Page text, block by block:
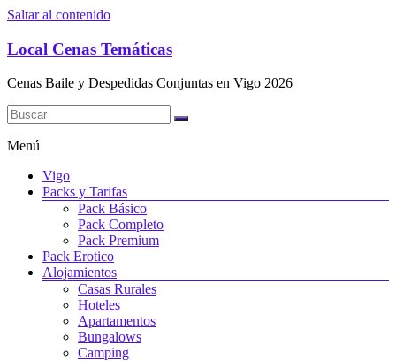
Saltar al contenido
Local Cenas Temáticas
Cenas Baile y Despedidas Conjuntas en Vigo 2026
Menú
Vigo
Packs y Tarifas
Pack Básico
Pack Completo
Pack Premium
Pack Erotico
Alojamientos
Casas Rurales
Hoteles
Apartamentos
Bungalows
Camping